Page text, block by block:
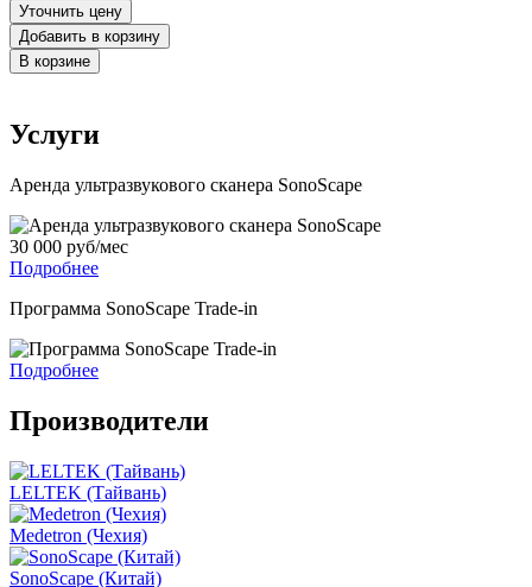
Уточнить цену
Добавить в корзину
В корзине
Услуги
Аренда ультразвукового сканера SonoScape
30 000 руб/мес
Подробнее
Программа SonoScape Trade-in
Подробнее
Производители
LELTEK (Тайвань)
Medetron (Чехия)
SonoScape (Китай)